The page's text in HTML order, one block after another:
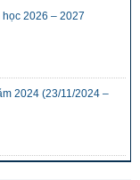
2026 – 2027
2024 (23/11/2024 –